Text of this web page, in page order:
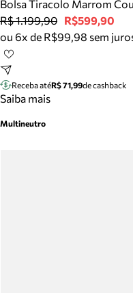
Tamanco
Tênis
Mule
Tire dúvidas sobre
Acompanhe seus
Bolsa Tiracolo Marrom
R$ 1.199,90 R$599,90
ou 6x de R$99,98 sem
Receba atéR$ 71,99de cashback
Saiba mais
Multineutro